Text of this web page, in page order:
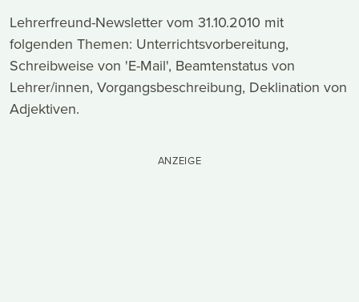
Lehrerfreund-Newsletter vom 31.10.2010 mit
folgenden Themen: Unterrichtsvorbereitung,
Schreibweise von 'E-Mail', Beamtenstatus von
Lehrer/innen, Vorgangsbeschreibung, Deklination von
Adjektiven.
ANZEIGE